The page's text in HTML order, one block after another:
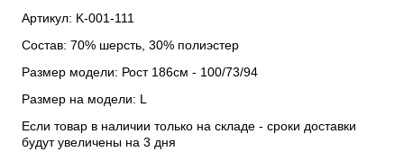
Артикул: K-001-111
Состав: 70% шерсть, 30% полиэстер
Размер модели: Рост 186см - 100/73/94
Размер на модели: L
Если товар в наличии только на складе - сроки доставки
будут увеличены на 3 дня